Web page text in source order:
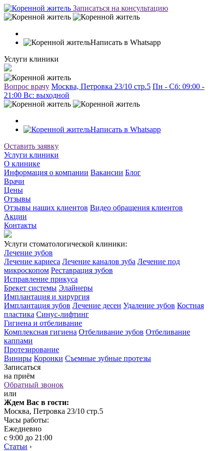
Записаться на консультацию
Написать в Whatsapp
Услуги клиники
Вопрос врачу Москва, Петровка 23/10 стр.5 Пн - Сб: 09:00 -
21:00 Вc: выходной
Написать в Whatsapp
Оставить заявку
Услуги клиники
О клинике
Информация о компании Вакансии Блог
Врачи
Цены
Отзывы
Отзывы наших клиентов Видео обращения клиентов
Акции
Контакты
Услуги стоматологической клиники:
Лечение зубов
Лечение кариеса Лечение каналов зуба Лечение под
микроскопом Реставрация зубов
Исправление прикуса
Брекет системы Элайнеры
Имплантация и хирургия
Имплантация зубов Лечение десен Удаление зубов Костная
пластика Синус-лифтинг
Гигиена и отбеливание
Комплексная гигиена Отбеливание зубов Отбеливание
каппами
Протезирование
Виниры Коронки Съемные зубные протезы
Записаться
на приём
Обратный звонок
или
Ждем Вас в гости:
Москва, Петровка 23/10 стр.5
Часы работы:
Ежедневно
с 9:00 до 21:00
Статьи ›